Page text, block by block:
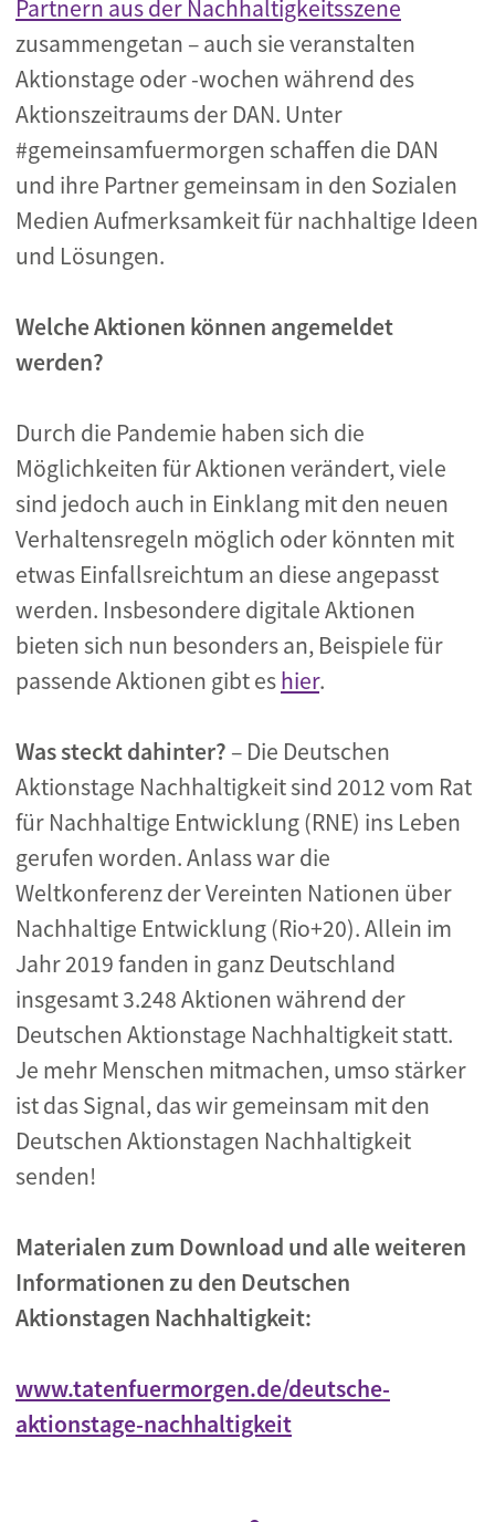
Partnern aus der Nachhaltigkeitsszene
zusammengetan – auch sie veranstalten
Aktionstage oder -wochen während des
Aktionszeitraums der DAN. Unter
#gemeinsamfuermorgen schaffen die DAN
und ihre Partner gemeinsam in den Sozialen
Medien Aufmerksamkeit für nachhaltige Ideen
und Lösungen.
Welche Aktionen können angemeldet
werden?
Durch die Pandemie haben sich die
Möglichkeiten für Aktionen verändert, viele
sind jedoch auch in Einklang mit den neuen
Verhaltensregeln möglich oder könnten mit
etwas Einfallsreichtum an diese angepasst
werden. Insbesondere digitale Aktionen
bieten sich nun besonders an, Beispiele für
passende Aktionen gibt eshier.
Was steckt dahinter? – Die Deutschen
Aktionstage Nachhaltigkeit sind 2012 vom Rat
für Nachhaltige Entwicklung (RNE) ins Leben
gerufen worden. Anlass war die
Weltkonferenz der Vereinten Nationen über
Nachhaltige Entwicklung (Rio+20). Allein im
Jahr 2019 fanden in ganz Deutschland
insgesamt 3.248 Aktionen während der
Deutschen Aktionstage Nachhaltigkeit statt.
Je mehr Menschen mitmachen, umso stärker
ist das Signal, das wir gemeinsam mit den
Deutschen Aktionstagen Nachhaltigkeit
senden!
Materialen zum Download und alle weiteren
Informationen zu den Deutschen
Aktionstagen Nachhaltigkeit:
www.tatenfuermorgen.de/deutsche-
aktionstage-nachhaltigkeit